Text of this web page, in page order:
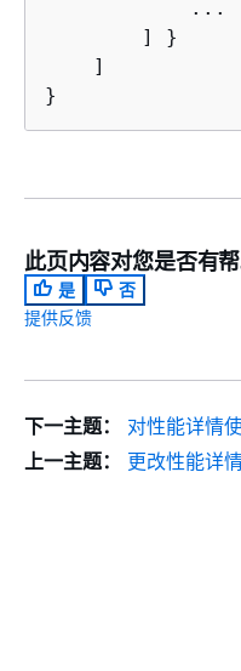
            ...
        ] }
    ]
此页内容对您是否有帮
是
否
提供反馈
下一主题：
对性能详情
上一主题：
更改性能详